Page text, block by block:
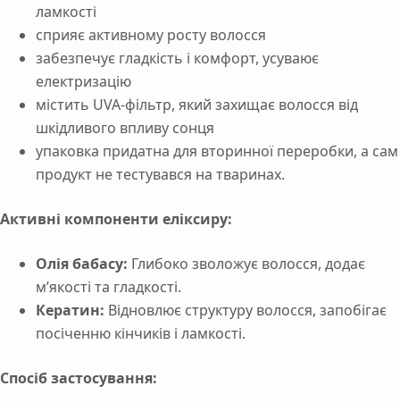
ламкості
сприяє активному росту волосся
забезпечує гладкість і комфорт, усуваює
електризацію
містить UVA-фільтр, який захищає волосся від
шкідливого впливу сонця
упаковка придатна для вторинної переробки, а сам
продукт не тестувався на тваринах.
Активні компоненти еліксиру:
Олія бабасу: Глибоко зволожує волосся, додає
м’якості та гладкості.
Кератин: Відновлює структуру волосся, запобігає
посіченню кінчиків і ламкості.
Спосіб застосування: